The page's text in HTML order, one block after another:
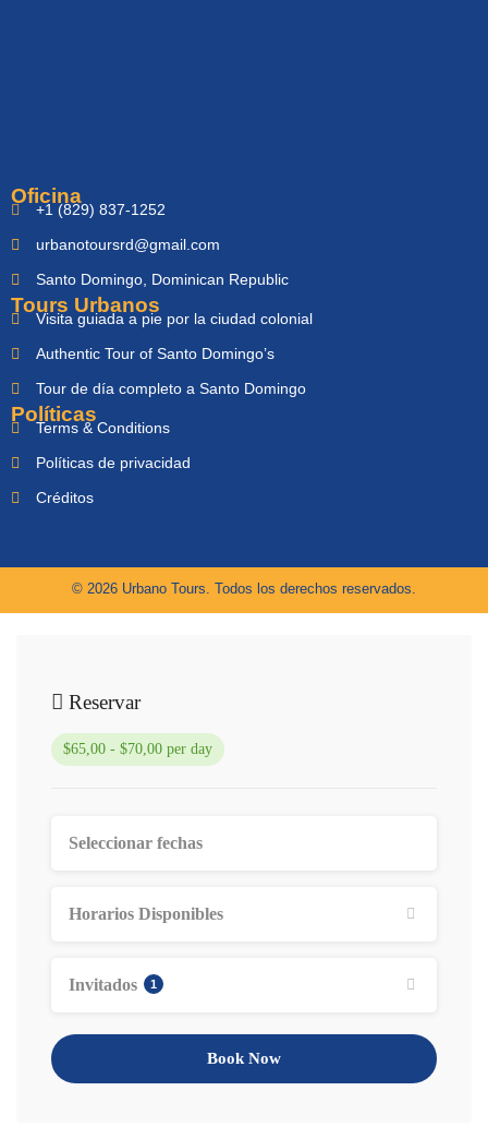
Oficina
+1 (829) 837-1252
urbanotoursrd@gmail.com
Santo Domingo, Dominican Republic
Tours Urbanos
Visita guiada a pie por la ciudad colonial
Authentic Tour of Santo Domingo’s
Tour de día completo a Santo Domingo
Políticas
Terms & Conditions
Políticas de privacidad
Créditos
© 2026 Urbano Tours. Todos los derechos reservados.
Reservar
$65,00 - $70,00 per day
Horarios Disponibles
Invitados 1
Book Now